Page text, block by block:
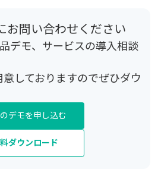
お問い合わせください
デモ、サービスの導入相談
しておりますのでぜひダウ
デモを申し込む
ダウンロード